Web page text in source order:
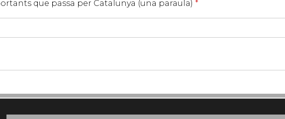
que passa per Catalunya (una paraula) *